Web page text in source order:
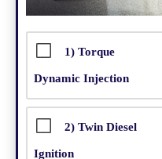
1) Torque
Dynamic Injection
2) Twin Diesel
Ignition